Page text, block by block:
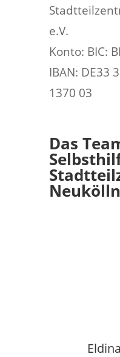
e.V.
Konto: BIC:
IBAN: DE33
1370 03
Das
Neukölln